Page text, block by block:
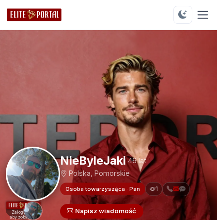
Zaloguj się
aby zobaczyć
NieByleJaki 46 lat
Polska, Pomorskie
Osoba towarzysząca · Pan 1
Napisz wiadomość